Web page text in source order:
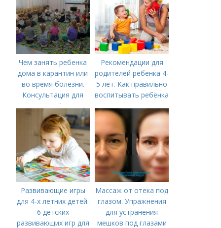
Чем занять ребенка
дома в карантин или
во время болезни.
Консультация для
родителей «Чем
занять ребенка в дни
болезни или
карантина?»
Рекомендации для
родителей ребенка 4-
5 лет. Как правильно
воспитывать ребёнка
Развивающие игры
для 4-х летних детей.
6 детских
развивающих игр для
Массаж от отека под
глазом. Упражнения
для устранения
мешков под глазами